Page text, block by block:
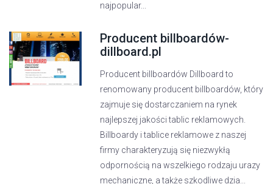
najpopular...
Producent billboardów-
dillboard.pl
Producent billboardów Dillboard to
renomowany producent billboardów, który
zajmuje się dostarczaniem na rynek
najlepszej jakości tablic reklamowych.
Billboardy i tablice reklamowe z naszej
firmy charakteryzują się niezwykłą
odpornością na wszelkiego rodzaju urazy
mechaniczne, a także szkodliwe dzia...